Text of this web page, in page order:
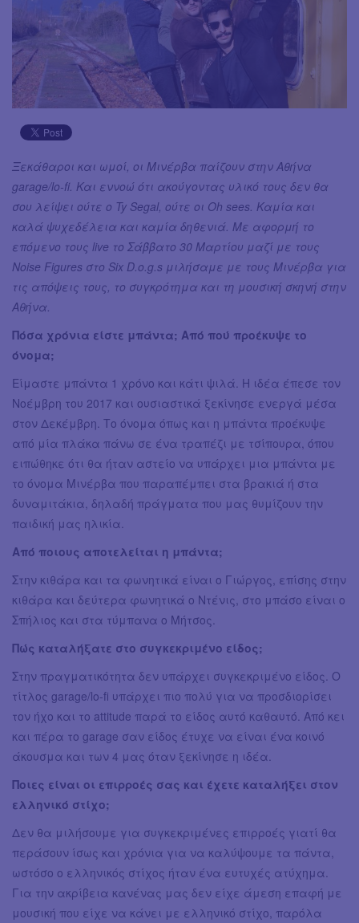
Ξεκάθαροι και ωμοί, οι Μινέρβα παίζουν στην Αθήνα
garage/lo-fi. Και εννοώ ότι ακούγοντας υλικό τους δεν θα
σου λείψει ούτε ο Ty Segal, ούτε οι Oh sees. Καμία και
καλά ψυχεδέλεια και καμία δηθενιά. Με αφορμή το
επόμενο τους live το Σάββατο 30 Μαρτίου μαζί με τους
Noise Figures στο Six D.o.g.s μιλήσαμε με τους Μινέρβα για
τις απόψεις τους, το συγκρότημα και τη μουσική σκηνή στην
Αθήνα.
Πόσα χρόνια είστε μπάντα; Από πού προέκυψε το
όνομα;
Είμαστε μπάντα 1 χρόνο και κάτι ψιλά. Η ιδέα έπεσε τον
Νοέμβρη του 2017 και ουσιαστικά ξεκίνησε ενεργά μέσα
στον Δεκέμβρη. Το όνομα όπως και η μπάντα προέκυψε
από μία πλάκα πάνω σε ένα τραπέζι με τσίπουρα, όπου
ειπώθηκε ότι θα ήταν αστείο να υπάρχει μια μπάντα με
το όνομα Μινέρβα που παραπέμπει στα βρακιά ή στα
δυναμιτάκια, δηλαδή πράγματα που μας θυμίζουν την
παιδική μας ηλικία.
Από ποιους αποτελείται η μπάντα;
Στην κιθάρα και τα φωνητικά είναι ο Γιώργος, επίσης στην
κιθάρα και δεύτερα φωνητικά ο Ντένις, στο μπάσο είναι ο
Σπήλιος και στα τύμπανα ο Μήτσος.
Πώς καταλήξατε στο συγκεκριμένο είδος;
Στην πραγματικότητα δεν υπάρχει συγκεκριμένο είδος. Ο
τίτλος garage/lo-fi υπάρχει πιο πολύ για να προσδιορίσει
τον ήχο και το attitude παρά το είδος αυτό καθαυτό. Από κει
και πέρα το garage σαν είδος έτυχε να είναι ένα κοινό
άκουσμα και των 4 μας όταν ξεκίνησε η ιδέα.
Ποιες είναι οι επιρροές σας και έχετε καταλήξει στον
ελληνικό στίχο;
Δεν θα μιλήσουμε για συγκεκριμένες επιρροές γιατί θα
περάσουν ίσως και χρόνια για να καλύψουμε τα πάντα,
ωστόσο ο ελληνικός στίχος ήταν ένα ευτυχές ατύχημα.
Για την ακρίβεια κανένας μας δεν είχε άμεση επαφή με
μουσική που είχε να κάνει με ελληνικό στίχο, παρόλα